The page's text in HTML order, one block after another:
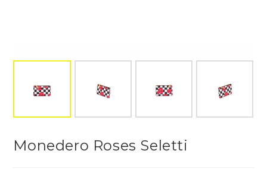
Monedero Roses Seletti